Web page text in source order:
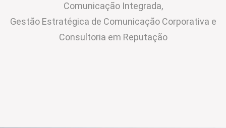
Comunicação Integrada,
Gestão Estratégica de Comunicação Corporativa e
Consultoria em Reputação